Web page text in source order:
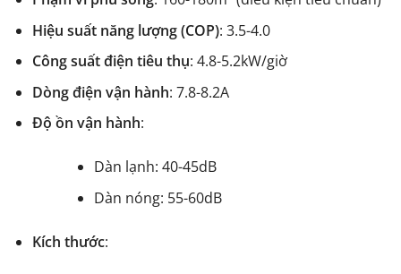
Hiệu suất năng lượng (COP): 3.5-4.0
Công suất điện tiêu thụ: 4.8-5.2kW/giờ
Dòng điện vận hành: 7.8-8.2A
Độ ồn vận hành:
Dàn lạnh: 40-45dB
Dàn nóng: 55-60dB
Kích thước: